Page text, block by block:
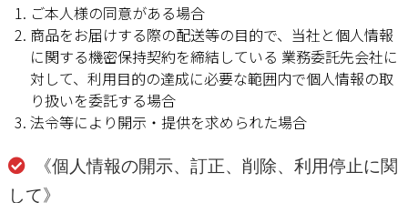
ご本人様の同意がある場合
商品をお届けする際の配送等の目的で、当社と個人情報
に関する機密保持契約を締結している 業務委託先会社に
対して、利用目的の達成に必要な範囲内で個人情報の取
り扱いを委託する場合
法令等により開示・提供を求められた場合
《個人情報の開示、訂正、削除、利用停止に関
して》